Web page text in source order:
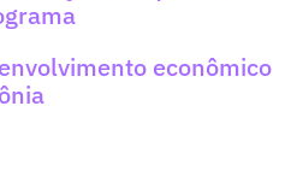
econômico